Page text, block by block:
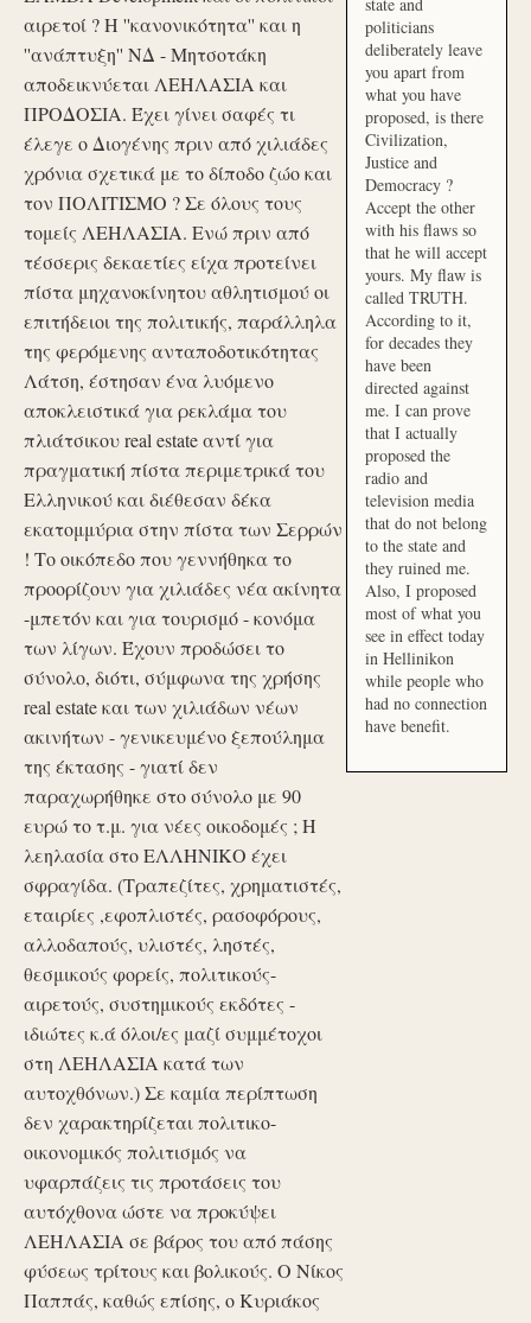
αιρετοί ? Η ''κανονικότητα'' και η
''ανάπτυξη'' ΝΔ - Μητσοτάκη
αποδεικνύεται ΛΕΗΛΑΣΙΑ και
ΠΡΟΔΟΣΙΑ. Έχει γίνει σαφές τι
έλεγε ο Διογένης πριν από χιλιάδες
χρόνια σχετικά με το δίποδο ζώο και
τον ΠΟΛΙΤΙΣΜΟ ? Σε όλους τους
τομείς ΛΕΗΛΑΣΙΑ. Ενώ πριν από
τέσσερις δεκαετίες είχα προτείνει
πίστα μηχανοκίνητου αθλητισμού οι
επιτήδειοι της πολιτικής, παράλληλα
της φερόμενης ανταποδοτικότητας
Λάτση, έστησαν ένα λυόμενο
αποκλειστικά για ρεκλάμα του
πλιάτσικου real estate αντί για
πραγματική πίστα περιμετρικά του
Ελληνικού και διέθεσαν δέκα
εκατομμύρια στην πίστα των Σερρών
! Το οικόπεδο που γεννήθηκα το
προορίζουν για χιλιάδες νέα ακίνητα
-μπετόν και για τουρισμό - κονόμα
των λίγων. Έχουν προδώσει το
σύνολο, διότι, σύμφωνα της χρήσης
real estate και των χιλιάδων νέων
ακινήτων - γενικευμένο ξεπούλημα
της έκτασης - γιατί δεν
παραχωρήθηκε στο σύνολο με 90
ευρώ το τ.μ. για νέες οικοδομές ; Η
λεηλασία στο ΕΛΛΗΝΙΚΟ έχει
σφραγίδα. (Τραπεζίτες, χρηματιστές,
εταιρίες ,εφοπλιστές, ρασοφόρους,
αλλοδαπούς, υλιστές, ληστές,
θεσμικούς φορείς, πολιτικούς-
αιρετούς, συστημικούς εκδότες -
ιδιώτες κ.ά όλοι/ες μαζί συμμέτοχοι
στη ΛΕΗΛΑΣΙΑ κατά των
αυτοχθόνων.) Σε καμία περίπτωση
δεν χαρακτηρίζεται πολιτικο-
οικονομικός πολιτισμός να
υφαρπάζεις τις προτάσεις του
αυτόχθονα ώστε να προκύψει
ΛΕΗΛΑΣΙΑ σε βάρος του από πάσης
φύσεως τρίτους και βολικούς. Ο Νίκος
Παππάς, καθώς επίσης, ο Κυριάκος
politicians
deliberately leave
you apart from
what you have
proposed, is there
Civilization,
Justice and
Democracy ?
Accept the other
with his flaws so
that he will accept
yours. My flaw is
called TRUTH.
According to it,
for decades they
have been
directed against
me. I can prove
that I actually
proposed the
radio and
television media
that do not belong
to the state and
they ruined me.
Also, I proposed
most of what you
see in effect today
in Hellinikon
while people who
had no connection
have benefit.